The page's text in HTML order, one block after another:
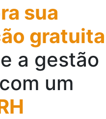
sua
gratuita
a gestão
um